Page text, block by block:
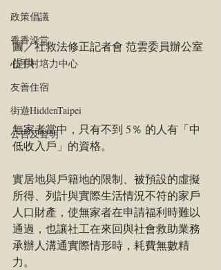
政策倡議
香香澡堂
心手村培力中心
友善住宿
街遊HiddenTaipei
公告及聲明
​圖／社救法修正記者會 范雲委員辦公室
提供
無家者當中，只有不到 5％ 的人有「中
低收入戶」的資格。
實居地與戶籍地的限制、被預設的虛擬
所得、列計與實際生活情況不符的家戶
人口財產，使無家者在申請福利時難以
通過，也讓社工在來回與社會救助業務
承辦人溝通實際情形時，耗費無數精
力。